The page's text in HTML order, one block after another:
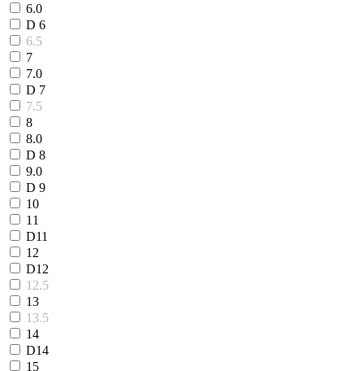
6.0
D 6
6.5
7
7.0
D 7
7.5
8
8.0
D 8
9.0
D 9
10
11
D11
12
D12
12.5
13
13.5
14
D14
15